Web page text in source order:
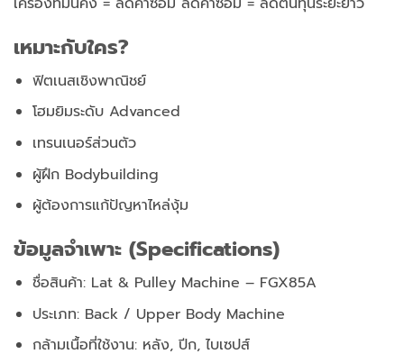
เหมาะกับใคร?
ฟิตเนสเชิงพาณิชย์
โฮมยิมระดับ Advanced
เทรนเนอร์ส่วนตัว
ผู้ฝึก Bodybuilding
ผู้ต้องการแก้ปัญหาไหล่งุ้ม
ข้อมูลจำเพาะ (Specifications)
ชื่อสินค้า: Lat & Pulley Machine – FGX85A
ประเภท: Back / Upper Body Machine
กล้ามเนื้อที่ใช้งาน: หลัง, ปีก, ไบเซปส์